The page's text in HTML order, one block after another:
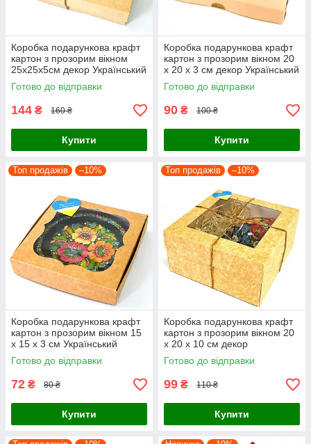
Коробка подарункова крафт
картон з прозорим вікном
25х25х5см декор Український
сувенір
Готово до відправки
144 ₴ 160 ₴
Купити
Коробка подарункова крафт
картон з прозорим вікном 20
х 20 х 3 см декор Український
сувенір
Готово до відправки
90 ₴ 100 ₴
Купити
Топ продажів –10%
Коробка подарункова крафт
картон з прозорим вікном 15
х 15 х 3 см Український
сувенір
Готово до відправки
72 ₴ 80 ₴
Купити
Топ продажів –10%
Коробка подарункова крафт
картон з прозорим вікном 20
х 20 х 10 см декор
Український сувенір
Готово до відправки
99 ₴ 110 ₴
Купити